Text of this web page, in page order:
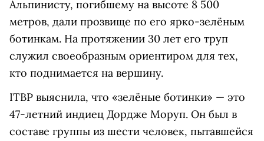
Альпинисту, погибшему на высоте 8 500
метров, дали прозвище по его ярко-зелёным
ботинкам. На протяжении 30 лет его труп
служил своеобразным ориентиром для тех,
кто поднимается на вершину.
ITBP выяснила, что «зелёные ботинки» — это
47-летний индиец Дордже Моруп. Он был в
составе группы из шести человек, пытавшейся